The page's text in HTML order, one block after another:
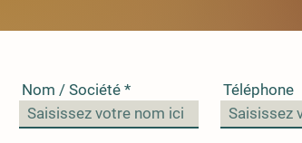
Nom / Société Téléphone